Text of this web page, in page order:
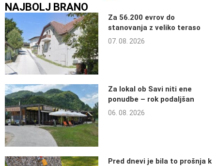
NAJBOLJ BRANO
Za 56.200 evrov do
stanovanja z veliko teraso
07. 08. 2026
Za lokal ob Savi niti ene
ponudbe – rok podaljšan
06. 08. 2026
Pred dnevi je bila to prošnja k